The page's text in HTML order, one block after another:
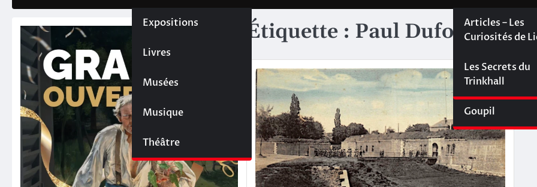
Expositions
Livres
Musées
Musique
Théâtre
Les Curiosités de
Liège
Articles – Les
Curiosités de
Les dossiers de
Cyberliège
Les Secrets du
Trinkhall
Goupil
Étiquette : Paul Dufour